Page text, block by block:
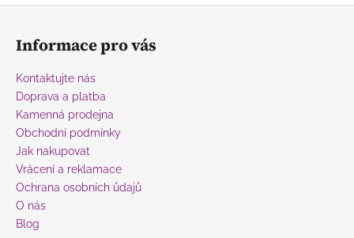
Z
Informace pro vás
Kontaktujte nás
Doprava a platba
Kamenná prodejna
Obchodní podmínky
Jak nakupovat
Vrácení a reklamace
Ochrana osobních ůdajů
O nás
Blog